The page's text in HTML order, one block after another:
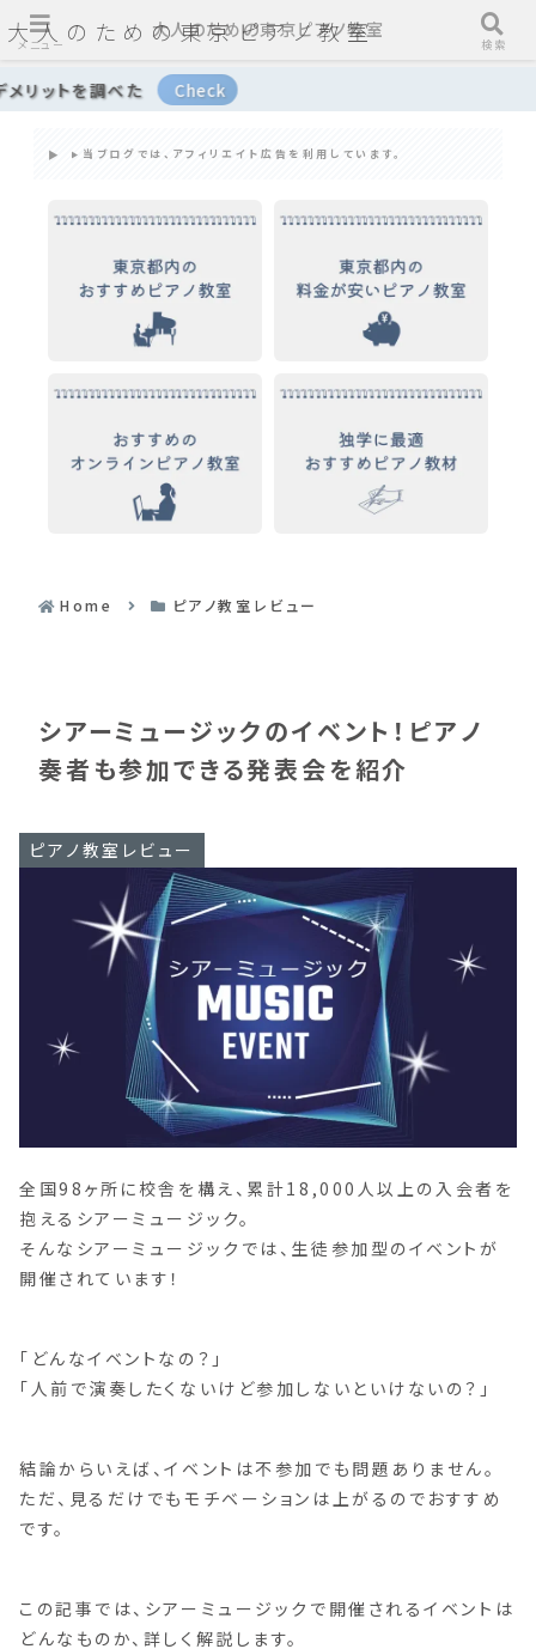
大人のための東京ピアノ教室
べた
当ブログでは、アフィリエイト広告を利用しています。
Home ピアノ教室レビュー
シアーミュージックのイベント！ピアノ
奏者も参加できる発表会を紹介
ピアノ教室レビュー
全国98ヶ所に校舎を構え、累計18,000人以上の入会者を
抱えるシアーミュージック。
そんなシアーミュージックでは、生徒参加型のイベントが
開催されています！
「どんなイベントなの？」
「人前で演奏したくないけど参加しないといけないの？」
結論からいえば、イベントは不参加でも問題ありません。
ただ、見るだけでもモチベーションは上がるのでおすすめ
です。
この記事では、シアーミュージックで開催されるイベントは
どんなものか、詳しく解説します。
メニュー
大人のための東京ピアノ教室
検索